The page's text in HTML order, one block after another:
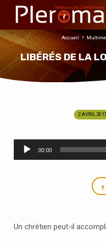
LIBÉRÉS DE LA
Accueil
LA
LOI
2 AVRIL 2017
Lecteur
audio
00:00
Un chrétien peut-il